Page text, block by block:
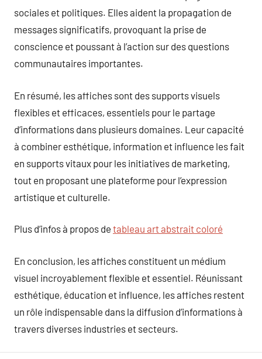
sociales et politiques. Elles aident la propagation de
messages significatifs, provoquant la prise de
conscience et poussant à l’action sur des questions
communautaires importantes.
En résumé, les affiches sont des supports visuels
flexibles et efficaces, essentiels pour le partage
d’informations dans plusieurs domaines. Leur capacité
à combiner esthétique, information et influence les fait
en supports vitaux pour les initiatives de marketing,
tout en proposant une plateforme pour l’expression
artistique et culturelle.
Plus d’infos à propos de tableau art abstrait coloré
En conclusion, les affiches constituent un médium
visuel incroyablement flexible et essentiel. Réunissant
esthétique, éducation et influence, les affiches restent
un rôle indispensable dans la diffusion d’informations à
travers diverses industries et secteurs.